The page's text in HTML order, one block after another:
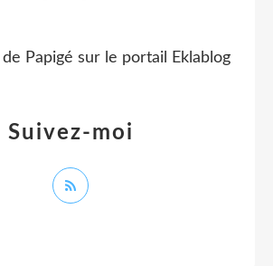
Suivez-moi
Papigé sur le portail Eklablog